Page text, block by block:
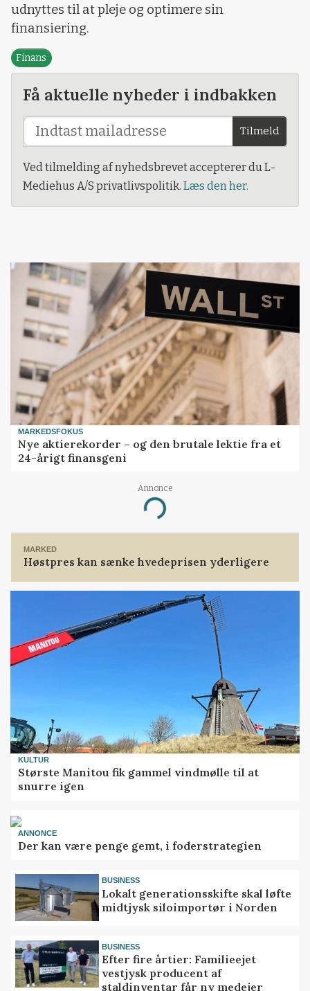
udnyttes til at pleje og optimere sin
finansiering.
Finans
Få aktuelle nyheder i indbakken
Tilmeld
Ved tilmelding af nyhedsbrevet accepterer du L-
Mediehus A/S privatlivspolitik. Læs den her.
MARKEDSFOKUS
Nye aktierekorder – og den brutale lektie fra et
24-årigt finansgeni
Annonce
Loading...
MARKED
Høstpres kan sænke hvedeprisen yderligere
KULTUR
Største Manitou fik gammel vindmølle til at
snurre igen
ANNONCE
Der kan være penge gemt, i foderstrategien
BUSINESS
Lokalt generationsskifte skal løfte
midtjysk siloimportør i Norden
BUSINESS
Efter fire årtier: Familieejet
vestjysk producent af
staldinventar får ny medejer